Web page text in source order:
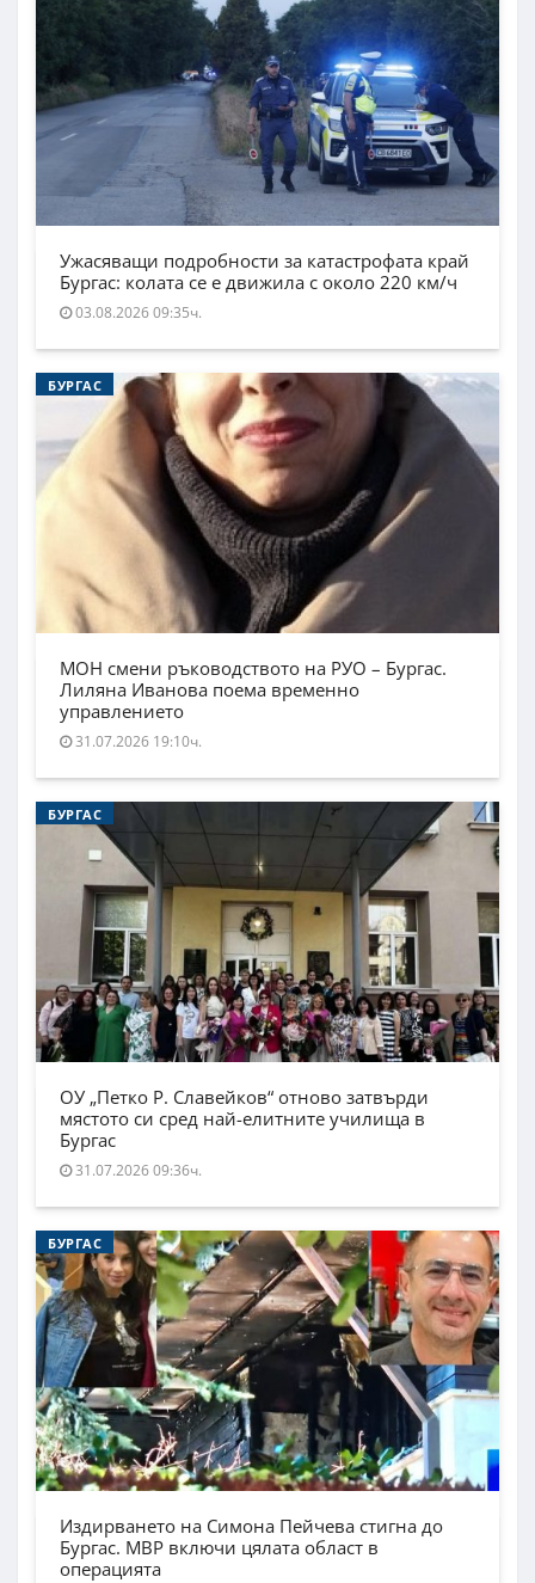
Ужасяващи подробности за катастрофата край
Бургас: колата се е движила с около 220 км/ч
03.08.2026 09:35ч.
БУРГАС
МОН смени ръководството на РУО – Бургас.
Лиляна Иванова поема временно
управлението
31.07.2026 19:10ч.
БУРГАС
ОУ „Петко Р. Славейков“ отново затвърди
мястото си сред най-елитните училища в
Бургас
31.07.2026 09:36ч.
БУРГАС
Издирването на Симона Пейчева стигна до
Бургас. МВР включи цялата област в
операцията